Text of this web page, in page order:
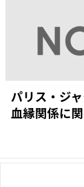
パリス・ジ
血縁関係に